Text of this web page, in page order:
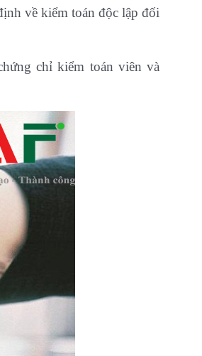
về kiểm toán độc lập đối
chỉ kiểm toán viên và